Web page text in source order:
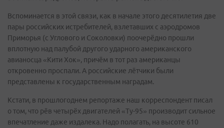
Вспоминается в этой связи, как в начале этого десятилетия две
пары российских истребителей, взлетавших с аэродромов
Приморья (с Углового и Соколовки) поочерёдно прошли
вплотную над палубой другого ударного американского
авианосца «Кити Хок», причём в тот раз американцы
откровенно проспали. А российские лётчики были
представлены к государственным наградам.
Кстати, в прошлогоднем репортаже наш корреспондент писал
о том, что рёв четырёх двигателей «Ту-95» производит сильное
впечатление даже издалека. Надо полагать, на высоте 610